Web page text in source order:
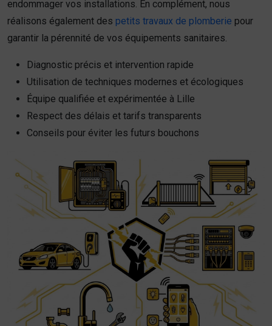
endommager vos installations. En complément, nous
réalisons également des petits travaux de plomberie pour
garantir la pérennité de vos équipements sanitaires.
Diagnostic précis et intervention rapide
Utilisation de techniques modernes et écologiques
Équipe qualifiée et expérimentée à Lille
Respect des délais et tarifs transparents
Conseils pour éviter les futurs bouchons